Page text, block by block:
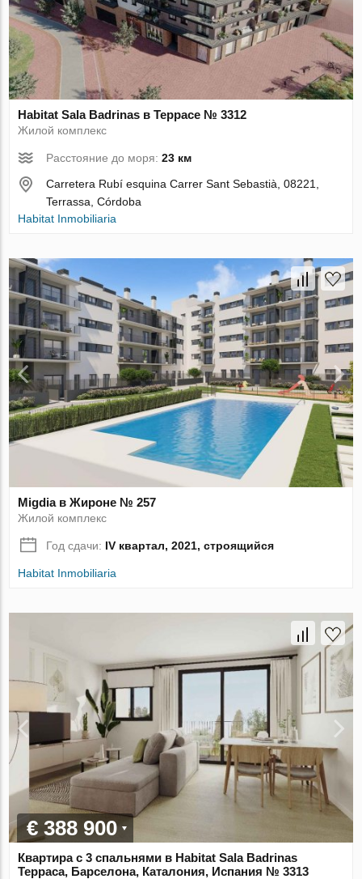
Habitat Sala Badrinas в Террасе № 3312
Жилой комплекс
Расстояние до моря:23 км
Carretera Rubí esquina Carrer Sant Sebastià, 08221,
Terrassa, Córdoba
Habitat Inmobiliaria
Migdia в Жироне № 257
Жилой комплекс
Год сдачи: IV квартал, 2021, строящийся
Habitat Inmobiliaria
€ 388 900
Квартира с 3 спальнями в Habitat Sala Badrinas
Терраса, Барселона, Каталония, Испания № 3313